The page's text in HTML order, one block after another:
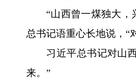
“山西曾一煤独大
总书记语重心长地说，“
习近平总书记对山
来。”